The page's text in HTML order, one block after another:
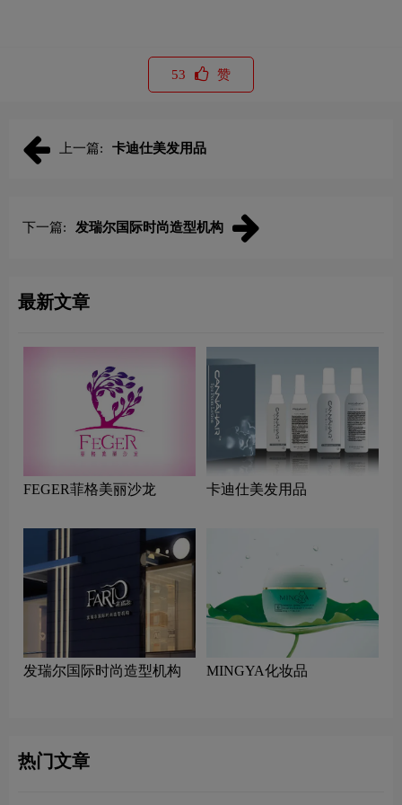
53 赞
上一篇: 卡迪仕美发用品
下一篇: 发瑞尔国际时尚造型机构
最新文章
FEGER菲格美丽沙龙 卡迪仕美发用品
发瑞尔国际时尚造型机构 MINGYA化妆品
热门文章